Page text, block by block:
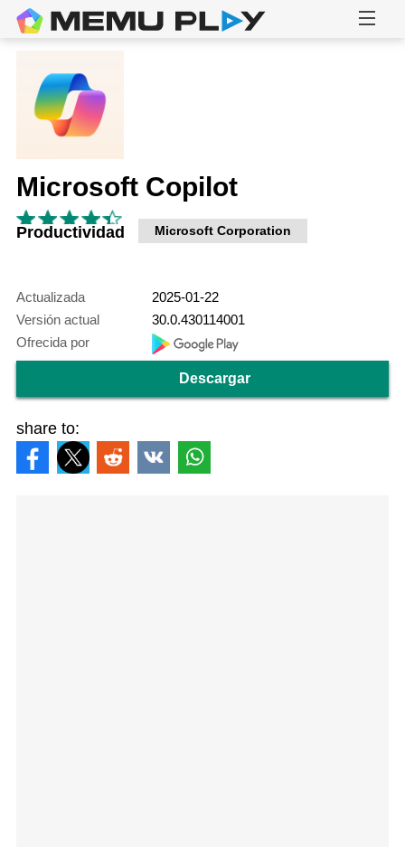
Microsoft Copilot
Productividad Microsoft Corporation
Actualizada
2025-01-22
Versión actual
30.0.430114001
Ofrecida por
Descargar
share to: